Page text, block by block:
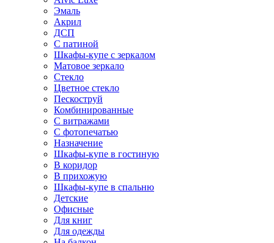
Эмаль
Акрил
ДСП
С патиной
Шкафы-купе с зеркалом
Матовое зеркало
Стекло
Цветное стекло
Пескоструй
Комбинированные
С витражами
С фотопечатью
Назначение
Шкафы-купе в гостиную
В коридор
В прихожую
Шкафы-купе в спальню
Детские
Офисные
Для книг
Для одежды